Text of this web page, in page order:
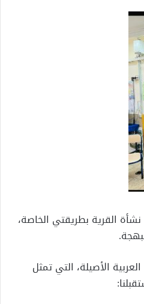
القرية بطريقتي الخاصة،
الأصيلة، التي تمثل